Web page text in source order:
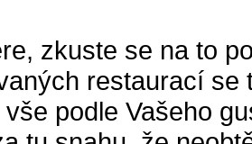
zkuste se na to
restaurací
podle Vašeho